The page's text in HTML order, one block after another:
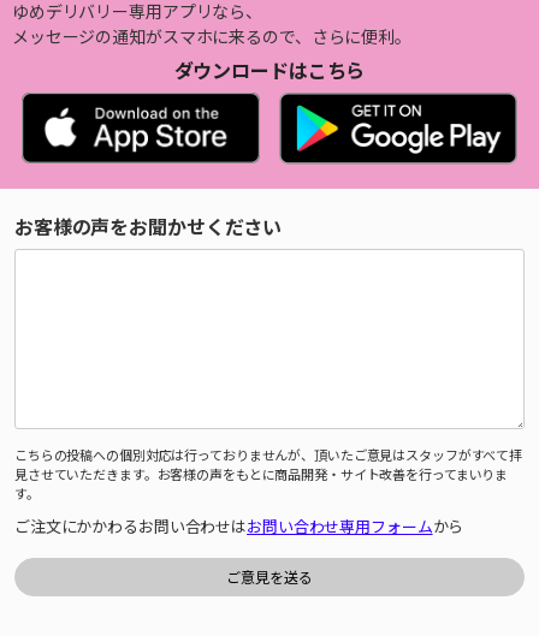
ゆめデリバリー専用アプリなら、
メッセージの通知がスマホに来るので、さらに便利。
ダウンロードはこちら
お客様の声をお聞かせください
こちらの投稿への個別対応は行っておりませんが、頂いたご意見はスタッフがすべて拝
見させていただきます。お客様の声をもとに商品開発・サイト改善を行ってまいりま
す。
ご注文にかかわるお問い合わせはお問い合わせ専用フォームから